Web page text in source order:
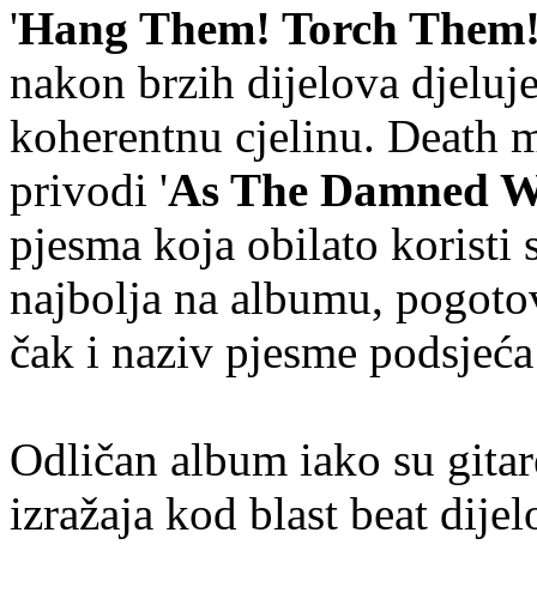
'Hang Them! Torch
nakon brzih dijelova
koherentnu cjelinu. Death
privodi 'As The Damned
pjesma koja obilato koristi
najbolja na albumu,
čak i naziv pjesme
Odličan album iako su
izražaja kod blast beat